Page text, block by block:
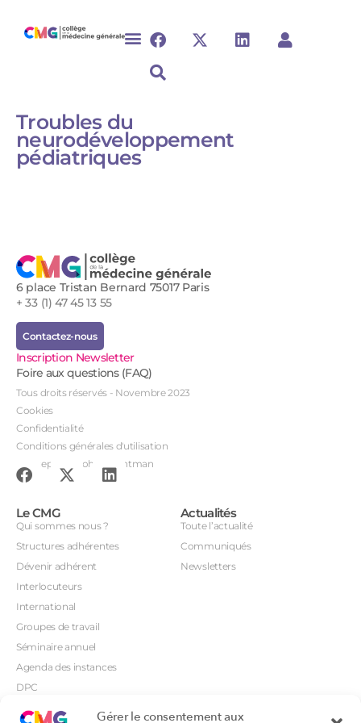
Gérer le consentement aux
Troubles du
neurodéveloppement
pédiatriques
6 place Tristan Bernard 75017 Paris
+ 33 (1) 47 45 13 55
Contactez-nous
Inscription Newsletter
Foire aux questions (FAQ)
Tous droits réservés - Novembre 2023
Cookies
Confidentialité
Conditions générales d'utilisation
Conception : John Brightman
Le CMG
Qui sommes nous ?
Structures adhérentes
Dévenir adhérent
Interlocuteurs
International
Groupes de travail
Séminaire annuel
Agenda des instances
DPC
Actualités
Toute l’actualité
Communiqués
Newsletters